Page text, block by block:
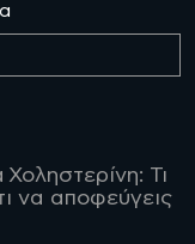
Τι
να αποφεύγεις